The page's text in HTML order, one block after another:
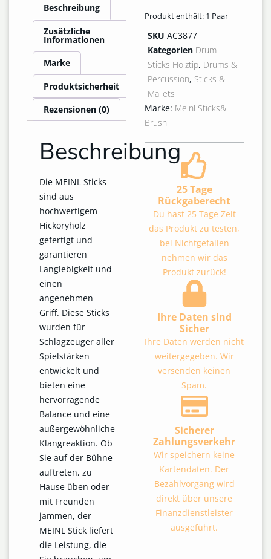
Beschreibung
Zusätzliche
Informationen
Marke
Produktsicherheit
Rezensionen (0)
Beschreibung
Die MEINL Sticks
sind aus
hochwertigem
Hickoryholz
gefertigt und
garantieren
Langlebigkeit und
einen
angenehmen
Griff. Diese Sticks
wurden für
Schlagzeuger aller
Spielstärken
entwickelt und
bieten eine
hervorragende
Balance und eine
außergewöhnliche
Klangreaktion. Ob
Sie auf der Bühne
auftreten, zu
Hause üben oder
mit Freunden
jammen, der
MEINL Stick liefert
die Leistung, die
Produkt enthält: 1 Paar
SKU AC3877
Kategorien Drum-
Sticks Holztip, Drums &
Percussion, Sticks &
Mallets
Marke: Meinl Sticks&
Brush
25 Tage
Rückgaberecht
Du hast 25 Tage Zeit
das Produkt zu testen,
bei Nichtgefallen
nehmen wir das
Produkt zurück!
Ihre Daten sind
Sicher
Ihre Daten werden nicht
weitergegeben. Wir
versenden keinen
Spam.
Sicherer
Zahlungsverkehr
Wir speichern keine
Kartendaten. Der
Bezahlvorgang wird
direkt über unsere
Finanzdienstleister
ausgeführt.